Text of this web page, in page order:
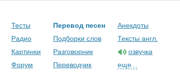
Тесты
Радио
Картинки
Форум
Перевод песен
Подборки слов
Разговорник
Переводчик
Анекдоты
Тексты англ.
озвучка
еще...